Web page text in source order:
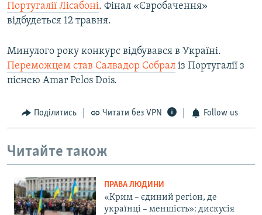
Португалії Лісабоні. Фінал «Євробачення»
відбудеться 12 травня.
Минулого року конкурс відбувався в Україні.
Переможцем став Салвадор Собрал із Португалії з
піснею Amar Pelos Dois.
Поділитись Читати без VPN Follow us
Читайте також
ПРАВА ЛЮДИНИ
«Крим – єдиний регіон, де
українці – меншість»: дискусія